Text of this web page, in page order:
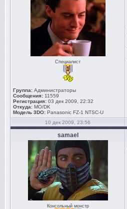
Специалист
Группа: Администраторы
Сообщения: 11559
Регистрация: 03 дек 2009, 22:32
Откуда: MO/DK
Модель 3DO: Panasonic FZ-1 NTSC-U
10 дек 2009, 23:56
samael
Консольный монстр